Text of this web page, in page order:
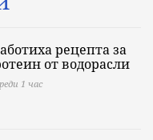
рецепта за
от водорасли
1 час